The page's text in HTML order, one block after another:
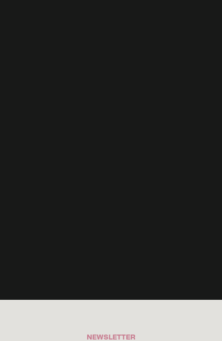
NEWSLETTER